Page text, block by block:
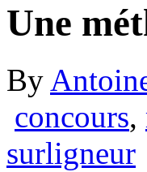
Une
By
concours,
surligneur